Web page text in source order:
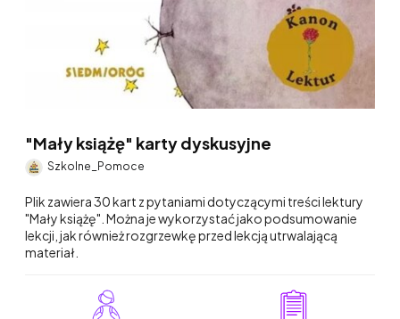
"Mały książę" karty dyskusyjne
Szkolne_Pomoce
Plik zawiera 30 kart z pytaniami dotyczącymi treści lektury
"Mały książę". Można je wykorzystać jako podsumowanie
lekcji, jak również rozgrzewkę przed lekcją utrwalającą
materiał.